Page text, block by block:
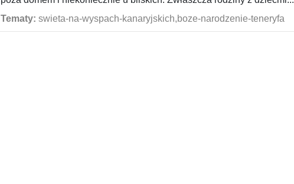
Tematy: swieta-na-wyspach-kanaryjskich,boze-narodzenie-teneryfa